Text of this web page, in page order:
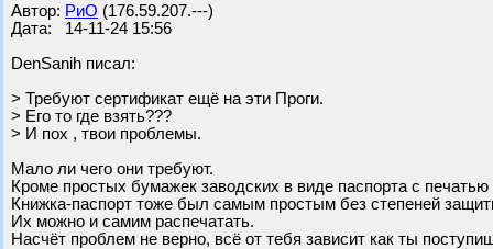
Автор: РиО (176.59.207.---)
Дата: 14-11-24 15:56
DenSanih писал:
> Требуют сертификат ещё на эти Проги.
> Его то где взять???
> И пох , твои проблемы.
Мало ли чего они требуют.
Кроме простых бумажек заводских в виде паспорта с
Книжка-паспорт тоже был самым простым без степеней
Их можно и самим распечатать.
Насчёт проблем не верно, всё от тебя зависит как ты